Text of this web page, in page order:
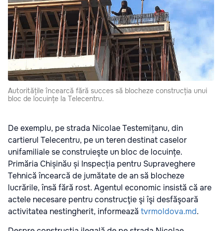
Autoritățile încearcă fără succes să blocheze construcția unui
bloc de locuințe la Telecentru.
De exemplu, pe strada Nicolae Testemițanu, din
cartierul Telecentru, pe un teren destinat caselor
unifamiliale se construieşte un bloc de locuințe.
Primăria Chișinău și Inspecția pentru Supraveghere
Tehnică încearcă de jumătate de an să blocheze
lucrările, însă fără rost. Agentul economic insistă că are
actele necesare pentru construcţie şi îşi desfăşoară
activitatea nestingherit, informează tvrmoldova.md.